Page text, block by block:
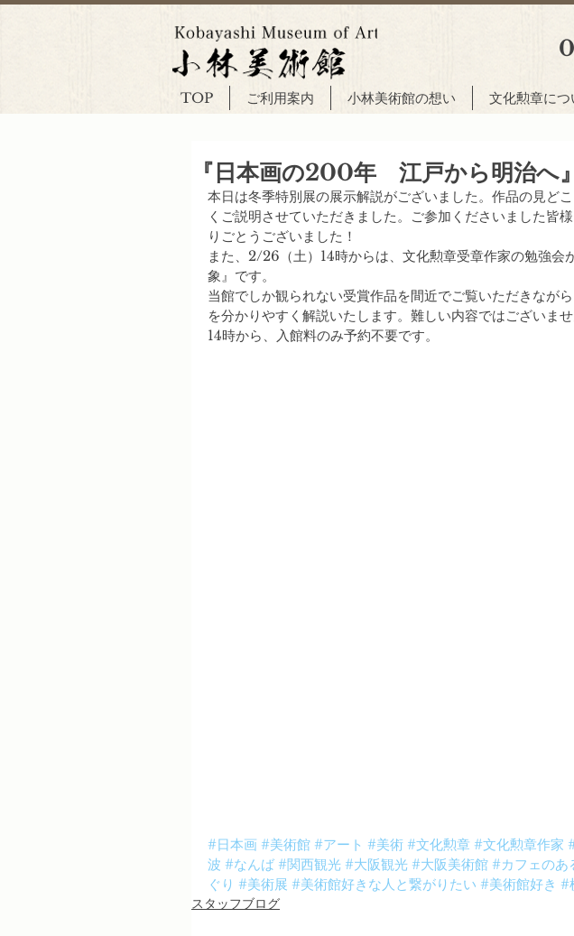
TOP ご利用案内 小林美術館の想い 文化勲章につ
『日本画の200年 江戸から明治へ
本日は冬季特別展の展示解説がございました。作品の見ど
くご説明させていただきました。ご参加くださいました皆
りごとうございました！
また、2/26（土）14時からは、文化勲章受章作家の勉強会
象』です。
当館でしか観られない受賞作品を間近でご覧いただきなが
を分かりやすく解説いたします。難しい内容ではございま
14時から、入館料のみ予約不要です。
#日本画 #美術館 #アート #美術 #文化勲章 #文化勲章作家
波 #なんば #関西観光 #大阪観光 #大阪美術館 #カフェのあ
ぐり #美術展 #美術館好きな人と繋がりたい #美術館好き #
スタッフブログ